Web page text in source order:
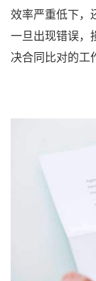
效率严重低下，
一旦出现错误，
决合同比对的工